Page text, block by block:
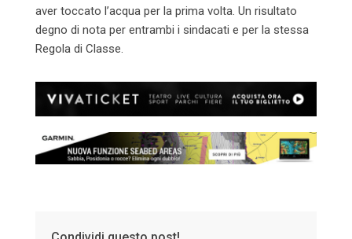
aver toccato l’acqua per la prima volta. Un risultato
degno di nota per entrambi i sindacati e per la stessa
Regola di Classe.